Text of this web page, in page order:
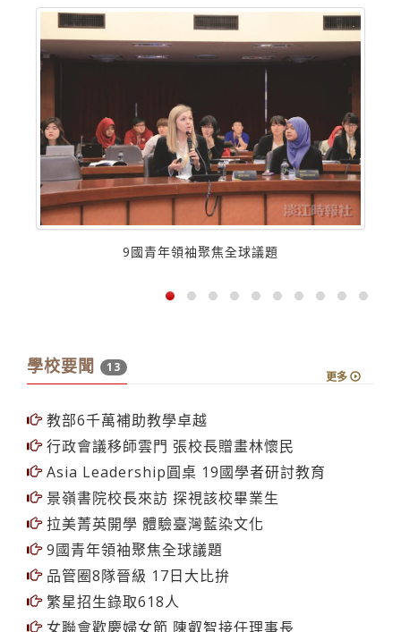
9國青年領袖聚焦全球議題
學校要聞 13
更多
教部6千萬補助教學卓越
行政會議移師雲門 張校長贈畫林懷民
Asia Leadership圓桌 19國學者研討教育
景嶺書院校長來訪 探視該校畢業生
拉美菁英開學 體驗臺灣藍染文化
9國青年領袖聚焦全球議題
品管圈8隊晉級 17日大比拚
繁星招生錄取618人
女聯會歡慶婦女節 陳叡智接任理事長